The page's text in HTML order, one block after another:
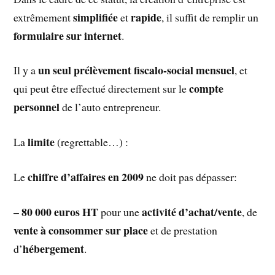
extrêmementsimplifiéeetrapide, il suffit de remplir un
formulaire sur internet.
Il y aun seul prélèvement fiscalo-social mensuel, et
qui peut être effectué directement sur lecompte
personnelde l’auto entrepreneur.
Lalimite(regrettable…) :
Lechiffre d’affaires en 2009ne doit pas dépasser:
– 80 000 euros HTpour uneactivité d’achat/vente, de
vente à consommer sur placeet de prestation
d’hébergement.